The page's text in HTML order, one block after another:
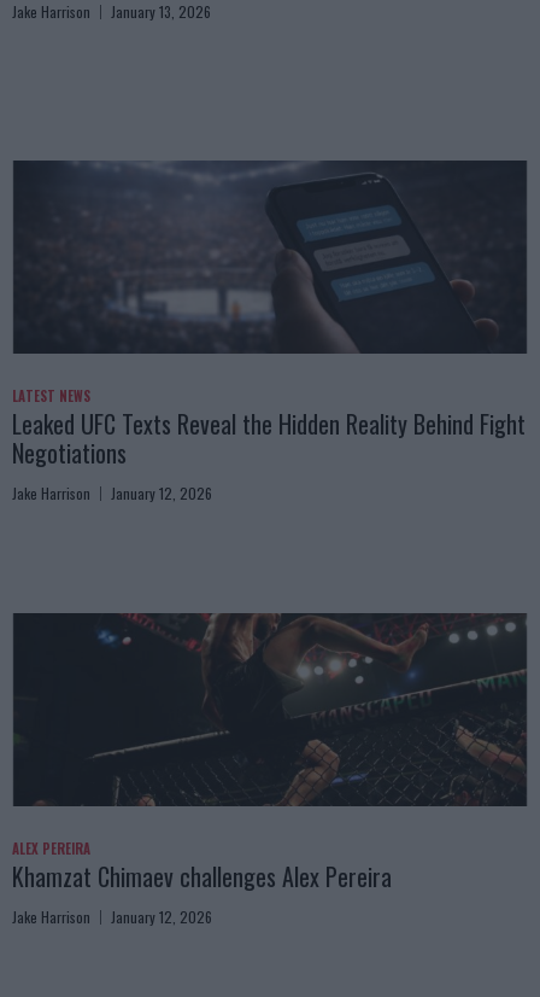
Jake Harrison January 13, 2026
LATEST NEWS
Leaked UFC Texts Reveal the Hidden Reality Behind Fight
Negotiations
Jake Harrison January 12, 2026
ALEX PEREIRA
Khamzat Chimaev challenges Alex Pereira
Jake Harrison January 12, 2026